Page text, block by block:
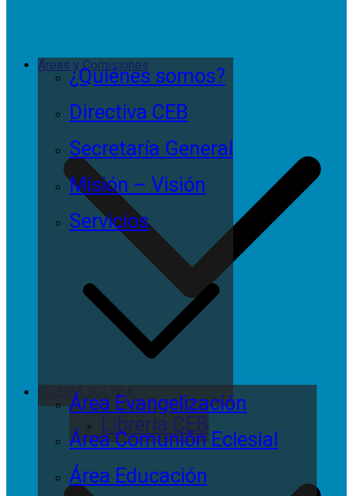
¿Quiénes somos?
Directiva CEB
Secretaría General
Misión – Visión
Servicios
Librería CEB
Áreas y Comisiones
Área Evangelización
Área Comunión Eclesial
Área Educación
IGLESIA BOLIVIA